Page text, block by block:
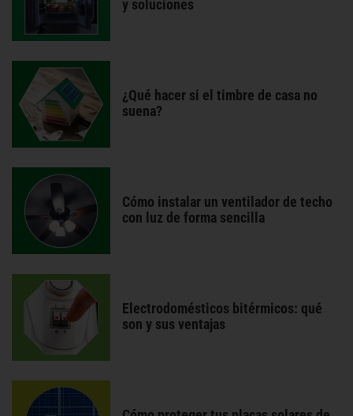
y soluciones
¿Qué hacer si el timbre de casa no
suena?
Cómo instalar un ventilador de techo
con luz de forma sencilla
Electrodomésticos bitérmicos: qué
son y sus ventajas